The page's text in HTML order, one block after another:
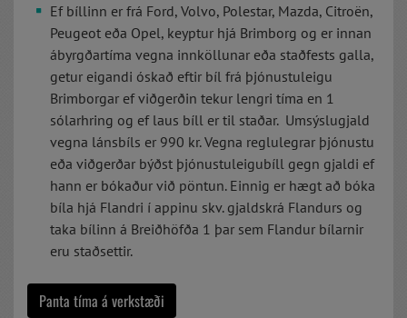
Ef bíllinn er frá Ford, Volvo, Polestar, Mazda, Citroën,
Peugeot eða Opel, keyptur hjá Brimborg og er innan
ábyrgðartíma vegna innköllunar eða staðfests galla,
getur eigandi óskað eftir bíl frá þjónustuleigu
Brimborgar ef viðgerðin tekur lengri tíma en 1
sólarhring og ef laus bíll er til staðar. Umsýslugjald
vegna lánsbíls er 990 kr. Vegna reglulegrar þjónustu
eða viðgerðar býðst þjónustuleigubíll gegn gjaldi ef
hann er bókaður við pöntun. Einnig er hægt að bóka
bíla hjá Flandri í appinu skv. gjaldskrá Flandurs og
taka bílinn á Breiðhöfða 1 þar sem Flandur bílarnir
eru staðsettir.
Panta tíma á verkstæði